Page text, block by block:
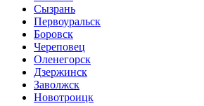
Сызрань
Первоуральск
Боровск
Череповец
Оленегорск
Дзержинск
Заволжск
Новотроицк